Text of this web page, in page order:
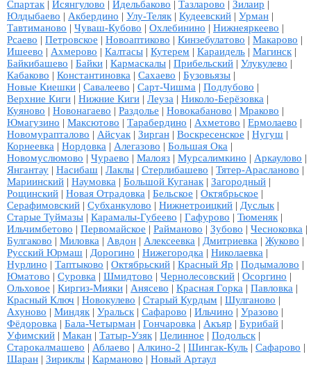
Спартак| Исянгулово | Идельбаково | Тазларово | Зилаир |
Юлдыбаево | Акбердино | Улу-Теляк| Кудеевский | Урман |
Тавтиманово | Чуваш-Кубово | Охлебинино | Нижнеяркеево |
Рсаево | Петровское | Новоаптиково | Кинзебулатово | Макарово |
Ишеево | Ахмерово | Калтасы | Кутерем | Караидель | Магинск|
Байкибашево | Байки | Кармаскалы | Прибельский | Улукулево |
Кабаково | Константиновка | Сахаево | Бузовьязы |
Новые Киешки | Савалеево | Сарт-Чишма | Подлубово |
Верхние Киги | Нижние Киги | Леуза | Николо-Берёзовка |
Куяново | Новонагаево | Раздолье | Новокабаново | Мраково |
Юмагузино | Максютово | Тарабердино | Ахметово | Ермолаево |
Новомурапталово | Айсуак| Зирган | Воскресенское | Нугуш |
Корнеевка | Нордовка | Алегазово | Большая Ока |
Новомуслюмово | Чураево | Малояз | Мурсалимкино | Аркаулово |
Янгантау | Насибаш | Лаклы | Стерлибашево | Тятер-Арасланово |
Мариинский | Наумовка | Большой Куганак| Загородный |
Рощинский | Новая Отрадовка | Бельское | Октябрьское |
Серафимовский | Субханкулово | Нижнетроицкий | Дуслык|
Старые Туймазы | Карамалы-Губеево | Гафурово | Тюменяк|
Ильчимбетово | Первомайское | Райманово | Зубово | Чесноковка |
Булгаково | Миловка | Авдон | Алексеевка | Дмитриевка | Жуково |
Русский Юрмаш | Дорогино | Нижегородка | Николаевка |
Нурлино | Таптыково | Октябрьский | Красный Яр | Подымалово |
Юматово | Суровка | Шмидтово | Чернолесовский | Осоргино |
Ольховое | Киргиз-Мияки | Анясево | Красная Горка | Павловка |
Красный Ключ | Новокулево | Старый Курдым | Шулганово |
Ахуново | Миндяк| Уральск| Сафарово | Ильчино | Уразово |
Фёдоровка | Бала-Четырман | Гончаровка | Акъяр | Бурибай |
Уфимский | Макан | Татыр-Узяк| Целинное | Подольск|
Старокалмашево | Аблаево | Алкино-2 | Шингак-Куль | Сафарово |
Шаран | Зириклы | Карманово | Новый Артаул